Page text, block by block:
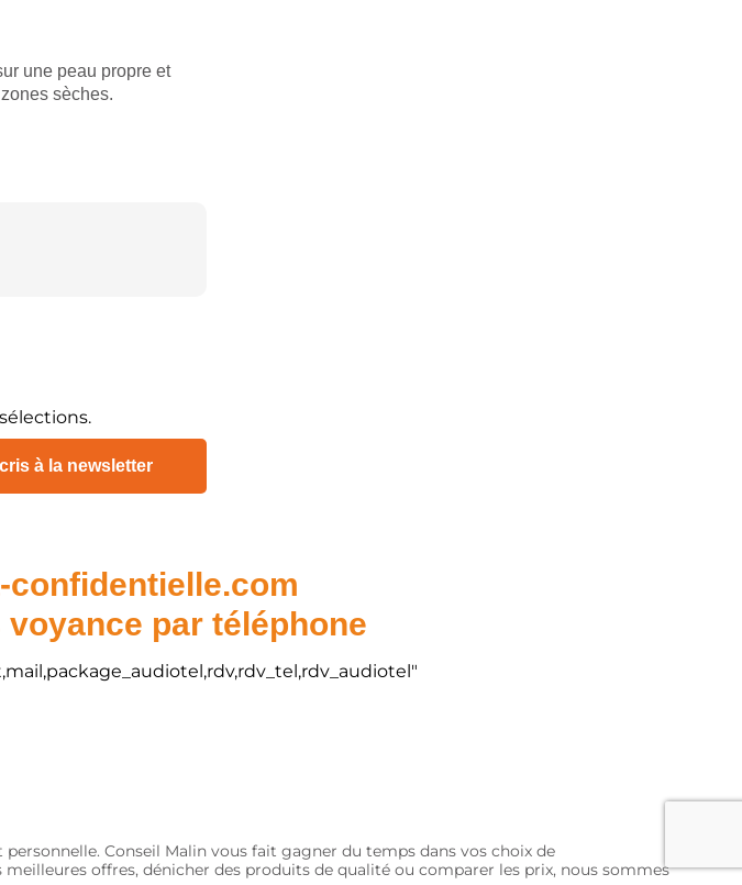
une peau propre et
sèches.
confidentielle.com
par téléphone
Conseil Malin vous fait gagner du temps dans vos choix de
offres, dénicher des produits de qualité ou comparer les prix, nous sommes